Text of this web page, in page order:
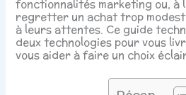
fonctionnalités marketing ou, à
regretter un achat trop
à leurs attentes. Ce guide
deux technologies pour vous
vous aider à faire un choix